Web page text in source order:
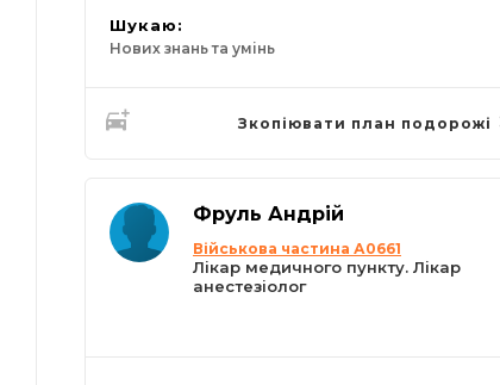
Шукаю:
Нових знань та умінь
Зкопіювати план подорожі
Фруль Андрій
Військова частина А0661
Лікар медичного пункту. Лікар
анестезіолог